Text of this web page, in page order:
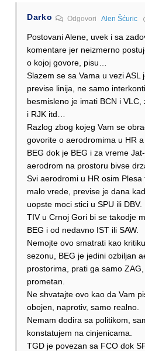
Darko Odgovori Alen Šćuric
Postovani Alene, uvek i sa
komentare jer neizmerno
o kojoj govore, pisu…
Slazem se sa Vama u vezi
previse linija, ne samo
besmisleno je imati BCN i
i RJK itd…
Razlog zbog kojeg Vam se
govorite o aerodromima u HR
BEG dok je BEG i za vreme
aerodrom na prostoru bivse
Svi aerodromi u HR osim
malo vrede, previse je dana
uopste moci stici u SPU ili DBV.
TIV u Crnoj Gori bi se takodje
BEG i od nedavno IST ili SAW.
Nemojte ovo smatrati kao
sezonu, BEG je jedini ozbiljan
prostorima, prati ga samo
prometan.
Ne shvatajte ovo kao da Vam
obojen, naprotiv, samo realno.
Nemam dodira sa politikom,
konstatujem na cinjenicama.
TGD je povezan sa FCO dok